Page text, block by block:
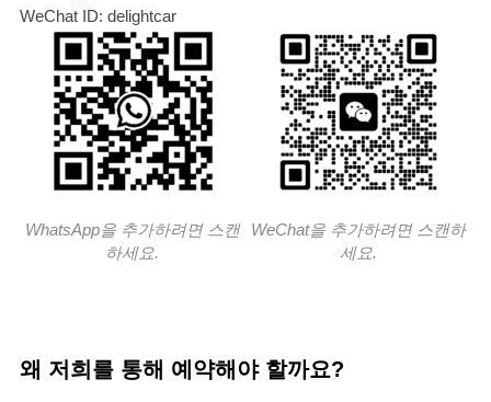
WeChat ID: delightcar
WhatsApp을 추가하려면 스캔
하세요.
WeChat을 추가하려면 스캔하
세요.
왜 저희를 통해 예약해야 할까요?